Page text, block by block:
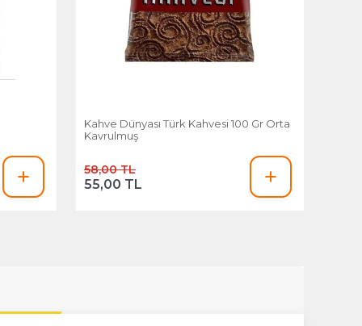
Kahve Dünyası Türk Kahvesi 100 Gr Orta
Kavrulmuş
58,00 TL
55,00 TL